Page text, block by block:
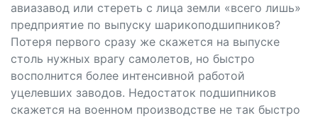
авиазавод или стереть с лица земли «всего лишь»
предприятие по выпуску шарикоподшипников?
Потеря первого сразу же скажется на выпуске
столь нужных врагу самолетов, но быстро
восполнится более интенсивной работой
уцелевших заводов. Недостаток подшипников
скажется на военном производстве не так быстро